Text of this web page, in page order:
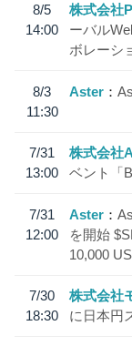
8/5
14:00
株式会社
ーバル
ボレーシ
8/3
11:30
Aster
7/31
13:00
株式会社
ベント「
7/31
12:00
Aster
を開始
10,000
7/30
18:30
株式会社
に日本円